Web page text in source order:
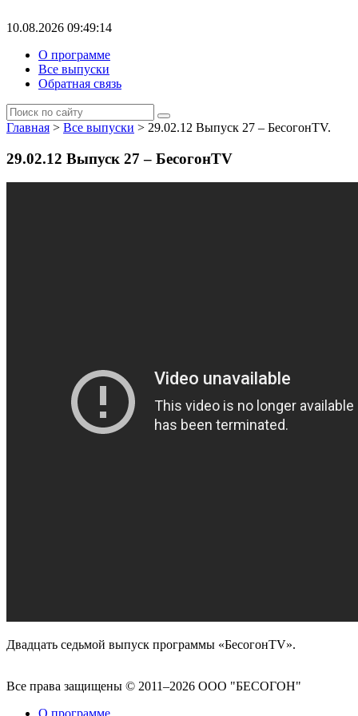
10.08.2026 09:49:14
О программе
Все выпуски
Обратная связь
Главная > Все выпуски > 29.02.12 Выпуск 27 – БесогонTV.
29.02.12 Выпуск 27 – БесогонTV
Двадцать седьмой выпуск программы «БесогонTV».
Все права защищены © 2011–2026 ООО "БЕСОГОН"